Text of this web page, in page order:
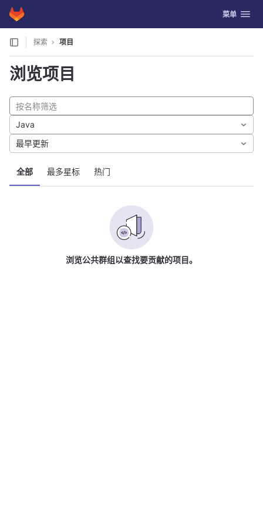
Skip to content
GitLab 切换导航
菜单
探索 项目
浏览项目
全部 最多星标 热门
Java
最早更新
浏览公共群组以查找要贡献的项目。